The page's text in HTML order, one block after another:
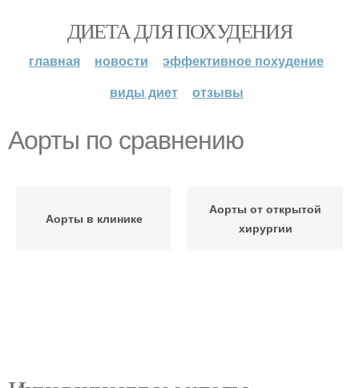
ДИЕТА ДЛЯ ПОХУДЕНИЯ
главная новости
эффективное похудение
виды диет
отзывы
Аорты по сравнению
Аорты в клинике
Аорты от открытой
хирургии